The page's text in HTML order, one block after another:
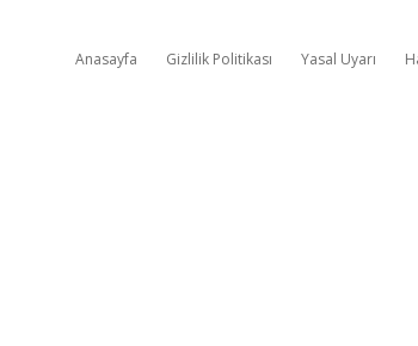
Anasayfa Gizlilik Politikası Yasal Uyarı